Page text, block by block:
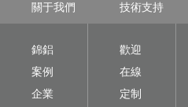
關于我們
錦鋁
案例
企業
技術支持
歡迎
在線
定制